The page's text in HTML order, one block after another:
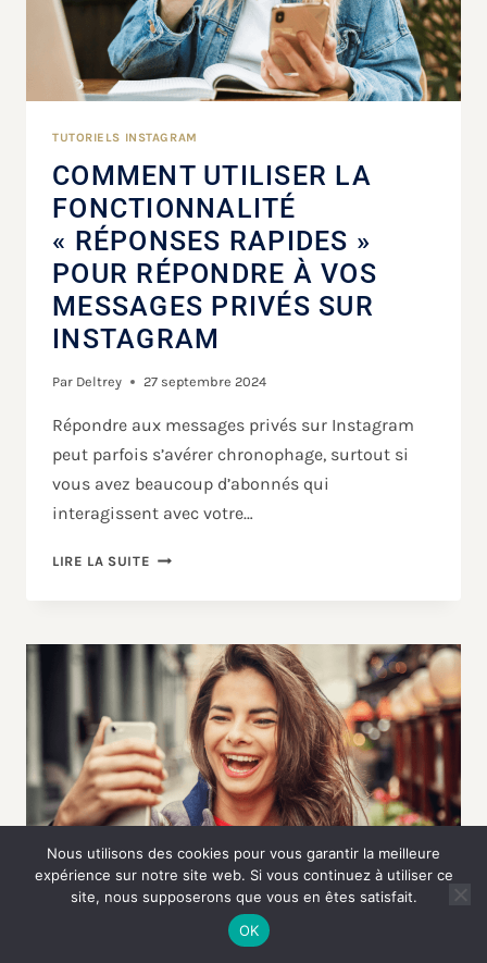
TUTORIELS INSTAGRAM
COMMENT UTILISER LA
FONCTIONNALITÉ
« RÉPONSES RAPIDES »
POUR RÉPONDRE À VOS
MESSAGES PRIVÉS SUR
INSTAGRAM
Par Deltrey 27 septembre 2024
Répondre aux messages privés sur Instagram
peut parfois s’avérer chronophage, surtout si
vous avez beaucoup d’abonnés qui
interagissent avec votre…
LIRE LA SUITE
Nous utilisons des cookies pour vous garantir la meilleure
expérience sur notre site web. Si vous continuez à utiliser ce
site, nous supposerons que vous en êtes satisfait.
OK